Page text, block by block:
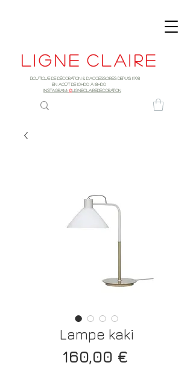
Ligne claire
Boutique de décoration & d'accessoires depuis 1998
EN AOûT DE 10h00 à 18H00
INSTAGRAM: @LIGNECLAIREDECORATION
Lampe kaki
160,00 €Prix